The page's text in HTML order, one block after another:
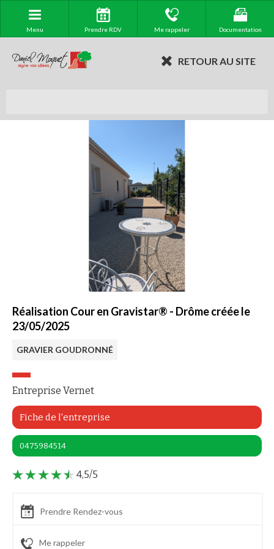
Menu Prendre RDV Me rappeler Documentation
RETOUR AU SITE
Réalisation Cour en Gravistar® - Drôme créée le
23/05/2025
GRAVIER GOUDRONNÉ
Entreprise Vernet
Fiche de l'entreprise
0475984514
4,5/5
Prendre Rendez-vous
Me rappeler